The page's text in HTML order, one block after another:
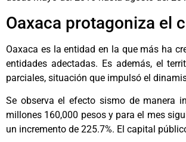
Oaxaca protagoniza el
Oaxaca es la entidad en la que más ha
entidades adectadas. Es además, el
parciales, situación que impulsó el
Se observa el efecto sismo de manera
millones 160,000 pesos y para el mes
un incremento de 225.7%. El capital